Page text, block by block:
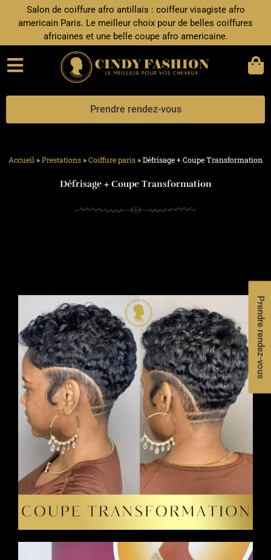
Salon de coiffure afro antillais : coiffeur visagiste afro
americain Paris. Le meilleur choix pour de belles coiffures
africaines et une belle coupe afro americaine.
Prendre rendez-vous
Accueil»Prestations»Coiffure paris»Défrisage + Coupe Transformation
Défrisage + Coupe Transformation
Prendre rendez-vous